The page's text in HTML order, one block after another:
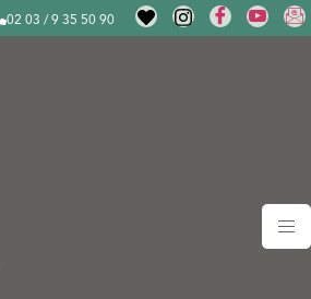
02 03 / 9 35 50 90